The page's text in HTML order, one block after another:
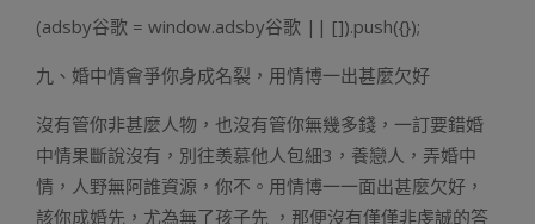
(adsby谷歌 = window.adsby谷歌 || []).push({});
九、婚中情會爭你身成名裂，用情博一出甚麼欠好
沒有管你非甚麼人物，也沒有管你無幾多錢，一訂要錯婚
中情果斷說沒有，別往羡慕他人包細3，養戀人，弄婚中
情，人野無阿誰資源，你不。用情博一一面出甚麼欠好，
該你成婚先，尤為無了孩子先 ，那便沒有僅僅非虔誠的答